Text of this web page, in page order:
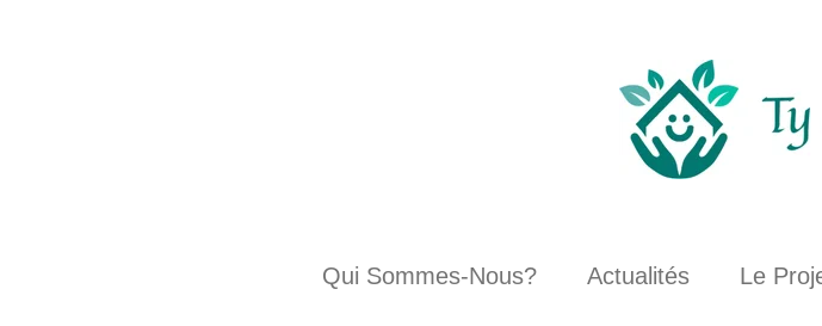
Qui Sommes-Nous? Actualités Le